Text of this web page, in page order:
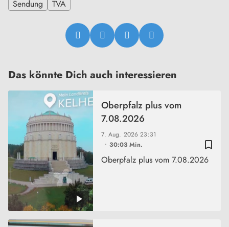
Sendung
TVA
Das könnte Dich auch interessieren
bookmark_border
7. Aug. 202623:31
30:03 Min.
Oberpfalz plus vom
7.08.2026
Oberpfalz plus vom 7.08.2026